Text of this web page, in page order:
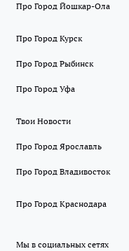
Про Город Йошкар-Ола
Про Город Курск
Про Город Рыбинск
Про Город Уфа
Твои Новости
Про Город Ярославль
Про Город Владивосток
Про Город Краснодара
Мы в социальных сетях